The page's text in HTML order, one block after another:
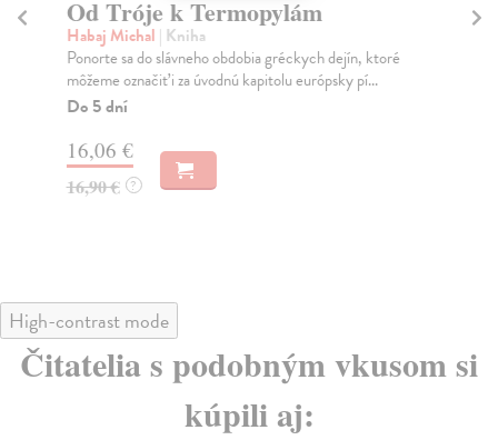
dejín, ktoré
pí...
Svet starovekého Grécka
Habaj Michal
Knihou Svet starovekého Grécka vstupujeme do
starých Grékov, do ich každodenných radostí, úsp...
17,36 €
17,90 €
High-contrast mode
Čitatelia s podobným vkusom si
kúpili aj: